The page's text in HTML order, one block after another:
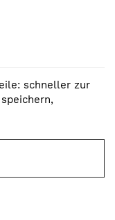
schneller zur